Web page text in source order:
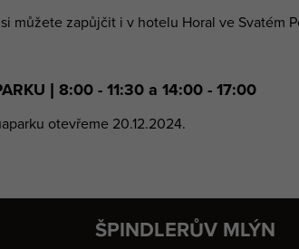
můžete zapůjčit i v hotelu Horal ve Svatém
| 8:00 - 11:30 a 14:00 - 17:00
otevřeme 20.12.2024.
ŠPINDLERŮV MLÝN